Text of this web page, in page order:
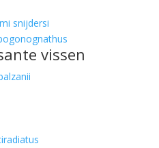
snijdersi
vissen